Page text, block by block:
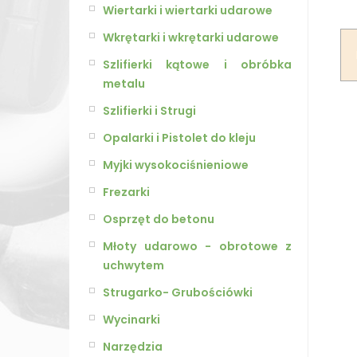
Wiertarki i wiertarki udarowe
Wkrętarki i wkrętarki udarowe
Szlifierki kątowe i obróbka
metalu
Szlifierki i Strugi
Opalarki i Pistolet do kleju
Myjki wysokociśnieniowe
Frezarki
Osprzęt do betonu
Młoty udarowo - obrotowe z
uchwytem
Strugarko- Grubościówki
Wycinarki
Narzędzia